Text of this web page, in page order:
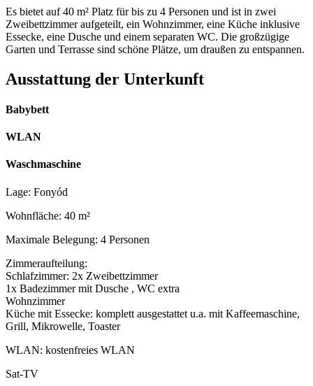
Es bietet auf 40 m² Platz für bis zu 4 Personen und ist in zwei
Zweibettzimmer aufgeteilt, ein Wohnzimmer, eine Küche inklusive
Essecke, eine Dusche und einem separaten WC. Die großzügige
Garten und Terrasse sind schöne Plätze, um draußen zu entspannen.
Ausstattung der Unterkunft
Babybett
WLAN
Waschmaschine
Lage: Fonyód
Wohnfläche: 40 m²
Maximale Belegung: 4 Personen
Zimmeraufteilung:
Schlafzimmer: 2x Zweibettzimmer
1x Badezimmer mit Dusche , WC extra
Wohnzimmer
Küche mit Essecke: komplett ausgestattet u.a. mit Kaffeemaschine,
Grill, Mikrowelle, Toaster
WLAN: kostenfreies WLAN
Sat-TV